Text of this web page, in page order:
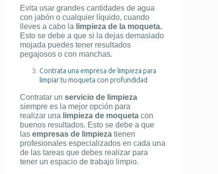
Evita usar grandes cantidades de agua
con jabón o cualquier líquido, cuando
lleves a cabo la limpieza de la moqueta.
Esto se debe a que si la dejas demasiado
mojada puedes tener resultados
pegajosos o con manchas.
Contrata una empresa de limpieza para
limpiar tu moqueta con profundidad
Contratar un servicio de limpieza
siempre es la mejor opción para
realizar una limpieza de moqueta con
buenos resultados. Esto se debe a que
las empresas de limpieza tienen
profesionales especializados en cada una
de las tareas que debes realizar para
tener un espacio de trabajo limpio.